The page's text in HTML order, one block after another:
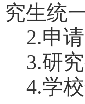
究生统
2.申
3.研
4.学